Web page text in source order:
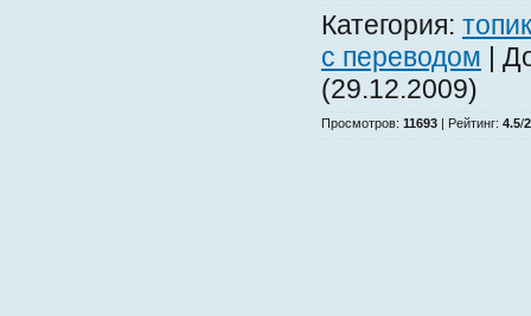
Категория:
с переводом
(29.12.2009)
Просмотров: 11693 | Рейтинг: 4.5/2